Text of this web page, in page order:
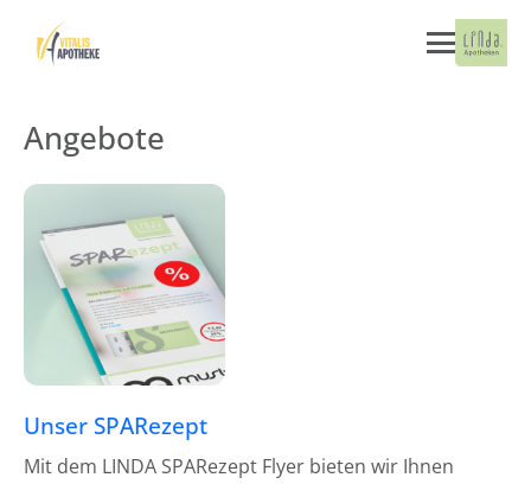
Angebote
Unser SPARezept
Mit dem LINDA SPARezept Flyer bieten wir Ihnen